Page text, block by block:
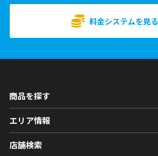
料金システムを見る
商品を探す
エリア情報
店舗検索